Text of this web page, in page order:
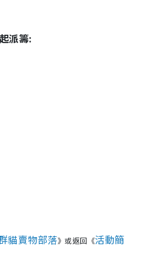
派籌:
貓賣物部落》或返回《活動簡